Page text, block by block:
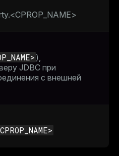
),
JDBC при
с внешней